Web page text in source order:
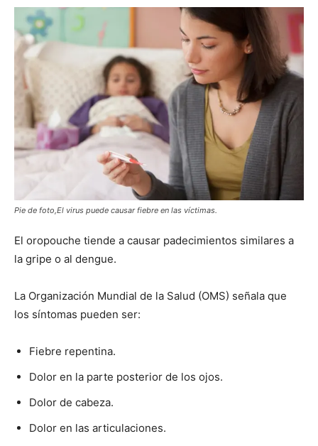
Pie de foto,El virus puede causar fiebre en las víctimas.
El oropouche tiende a causar padecimientos similares a
la gripe o al dengue.
La Organización Mundial de la Salud (OMS) señala que
los síntomas pueden ser:
Fiebre repentina.
Dolor en la parte posterior de los ojos.
Dolor de cabeza.
Dolor en las articulaciones.